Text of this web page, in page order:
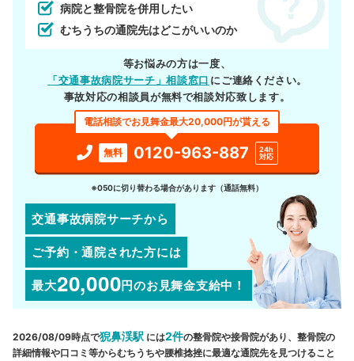
病院と整骨院を併用したい
むちうちの通院先はどこがいいのか
等お悩みの方は一度、
「交通事故病院サーチ」相談窓口 にご連絡ください。
事故対応の相談員が無料で相談対応致します。
電話相談でお見舞金最大20,000円が貰える
無料 0120-963-887
24h
対応
※050に切り替わる場合があります（通話無料）
交通事故病院サーチから
ご予約・通院された方には
最大20,000円のお見舞金支給中！
2026/08/09時点で猊鼻渓駅 には2件の整骨院や接骨院があり、整骨院の
詳細情報や口コミ等からむちうちや腰椎捻挫に最適な通院先を見つけること